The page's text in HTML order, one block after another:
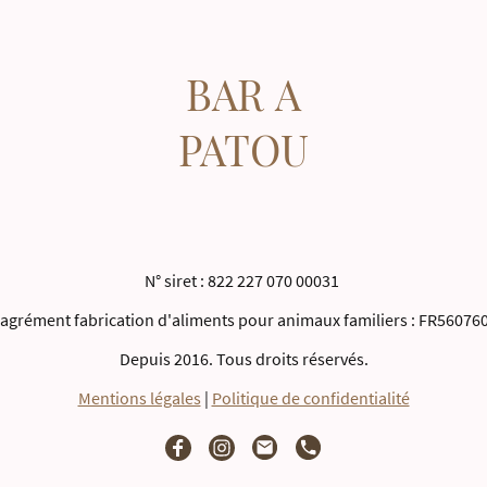
BAR A
PATOU
N° siret : 822 227 070 00031
agrément fabrication d'aliments pour animaux familiers :
Depuis 2016. Tous droits réservés.
Mentions légales | Politique de confidentialité